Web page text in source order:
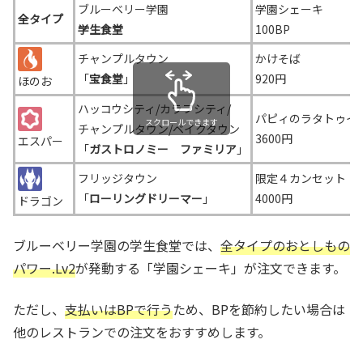
全タイプ
ブルーベリー学園
学生食堂
学園シェーキ
100BP
ほのお
チャンプルタウン
「宝食堂 」
かけそば
920円
エスパー
ハッコウシティ/カラフシティ/
チャンプルタウン/ベイクタウン
「ガストロノミー ファミリア 」
パピィのラタトゥイ
3600円
ドラゴン
フリッジタウン
「ローリングドリーマー 」
限定４カンセット
4000円
スクロールできます
ブルーベリー学園の学生食堂では、 全タイプのおとしもの
パワー.Lv2が発動する「学園シェーキ」が注文できます。
ただし、 支払いはBPで行うため、BPを節約したい場合は
他のレストランでの注文をおすすめします。